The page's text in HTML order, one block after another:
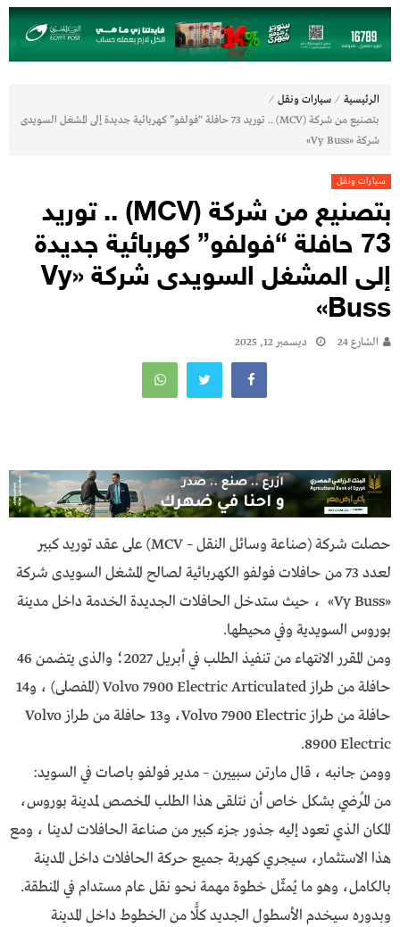
الرئيسية ⁄ سيارات ونقل ⁄
بتصنيع من شركة (MCV) .. توريد 73 حافلة “فولفو” كهربائية جديدة إلى المشغل السويدى
شركة «Vy Buss»
سيارات ونقل
بتصنيع من شركة (MCV) .. توريد
73 حافلة “فولفو” كهربائية جديدة
إلى المشغل السويدى شركة «Vy
Buss»
الشارع 24 ديسمبر 12, 2025
حصلت شركة (صناعة وسائل النقل – MCV) على عقد توريد كبير
لعدد 73 من حافلات فولفو الكهربائية لصالح المشغل السويدى شركة
«Vy Buss» ، حيث ستدخل الحافلات الجديدة الخدمة داخل مدينة
بوروس السويدية وفي محيطها.
ومن المقرر الانتهاء من تنفيذ الطلب في أبريل 2027؛ والذى يتضمن 46
حافلة من طراز Volvo 7900 Electric Articulated (المفصلى) ، و14
حافلة من طراز Volvo 7900 Electric، و13 حافلة من طراز Volvo
8900 Electric.
وومن جانبه ، قال مارتن سبييرن – مدير فولفو باصات في السويد:
من المُرضي بشكل خاص أن نتلقى هذا الطلب المخصص لمدينة بوروس،
المكان الذي تعود إليه جذور جزء كبير من صناعة الحافلات لدينا ، ومع
هذا الاستثمار، سيجري كهربـة جميع حركة الحافلات داخل المدينة
بالكامل، وهو ما يُمثّل خطوة مهمة نحو نقل عام مستدام في المنطقة.
وبدوره سيخدم الأسطول الجديد كلًّا من الخطوط داخل المدينة